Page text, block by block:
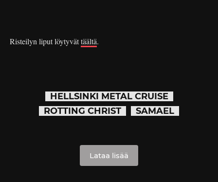
Risteilyn liput löytyvättäältä.
HELLSINKI METAL CRUISE
ROTTING CHRIST
SAMAEL
Lataa lisää